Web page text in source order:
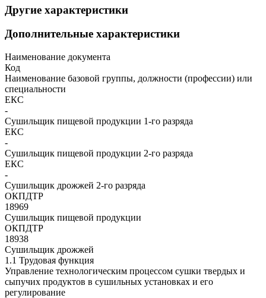
Другие характеристики
Дополнительные характеристики
Наименование документа
Код
Наименование базовой группы, должности (профессии) или
специальности
ЕКС
-
Сушильщик пищевой продукции 1-го разряда
ЕКС
-
Сушильщик пищевой продукции 2-го разряда
ЕКС
-
Сушильщик дрожжей 2-го разряда
ОКПДТР
18969
Сушильщик пищевой продукции
ОКПДТР
18938
Сушильщик дрожжей
1.1 Трудовая функция
Управление технологическим процессом сушки твердых и
сыпучих продуктов в сушильных установках и его
регулирование